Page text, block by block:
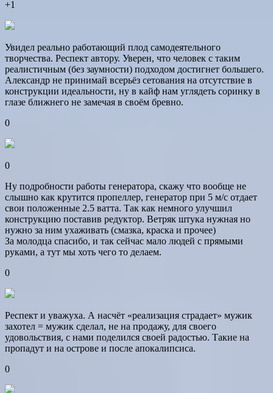
+1
Увидел реально работающий плод самодеятельного
творчества. Респект автору. Уверен, что человек с таким
реалистичным (без заумности) подходом достигнет большего.
Александр не принимай всерьёз сетования на отсутствие в
конструкции идеальности, ну в кайф нам углядеть соринку в
глазе ближнего не замечая в своём бревно.
0
0
Ну подробности работы генератора, скажу что вообще не
слышно как крутится пропеллер, генератор при 5 м/с отдает
свои положенные 2.5 ватта. Так как немного улучшил
конструкцию поставив редуктор. Ветряк штука нужная но
нужно за ним ухаживать (смазка, краска и прочее)
За молодца спасибо, и так сейчас мало людей с прямыми
руками, а тут мы хоть чего то делаем.
0
Респект и уважуха. А насчёт «реализация страдает» мужик
захотел = мужик сделал, не на продажу, для своего
удовольствия, с нами поделился своей радостью. Такие на
пропадут и на острове и после апокалипсиса.
0